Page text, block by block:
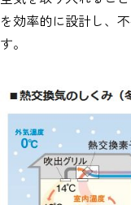
を効率的に設計し、
す。